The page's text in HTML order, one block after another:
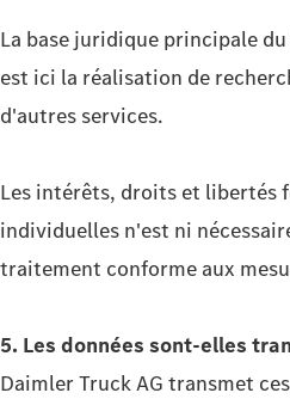
La base juridique principale
est ici la réalisation de
d'autres services.
Les intérêts, droits et libertés
individuelles n'est ni
traitement conforme aux
5. Les données sont-elles
Daimler Truck AG transmet